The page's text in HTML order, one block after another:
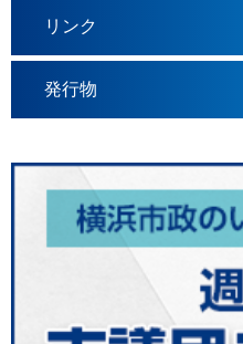
リンク
発行物